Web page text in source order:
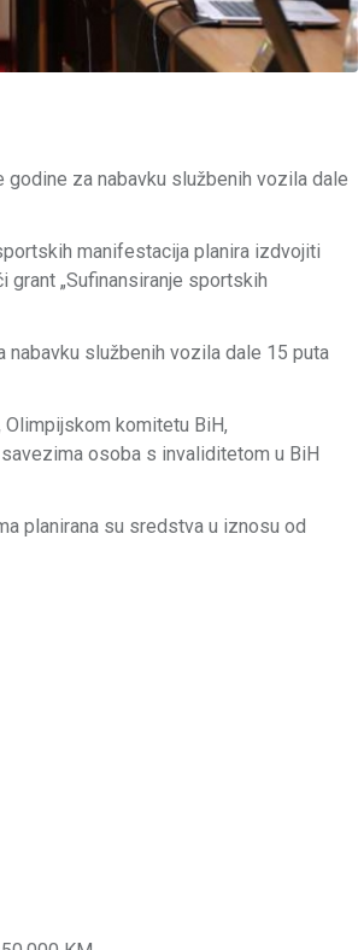
za nabavku službenih vozila dale
manifestacija planira izdvojiti
„Sufinansiranje sportskih
službenih vozila dale 15 puta
Olimpijskom komitetu BiH,
osoba s invaliditetom u BiH
planirana su sredstva u iznosu od